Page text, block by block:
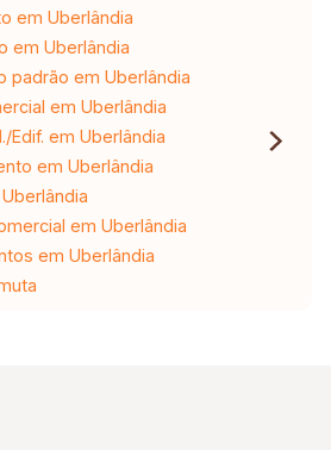
em Uberlândia
em Uberlândia
padrão em Uberlândia
em Uberlândia
Edif. em Uberlândia
em Uberlândia
em Uberlândia
em Uberlândia